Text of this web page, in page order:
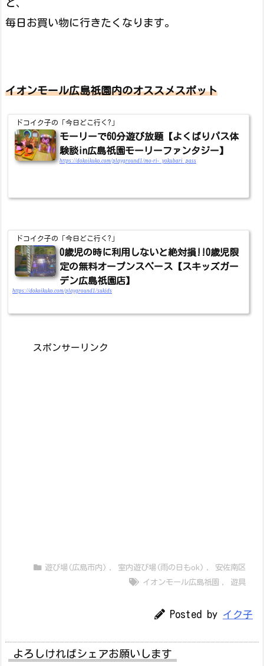
と、
毎日お買い物に行きたくなります。
イオンモール広島祇園内のオススメスポット
ドコイク子の「今日どこ行く?」
モーリーで60分遊び放題【よくばりパス体
験談in広島祇園モーリーファンタジー】
https://dokoikuko.com/playground1/mo-ri-_yokubari_pass
ドコイク子の「今日どこ行く?」
0歳児の時に利用しないと絶対損!!0歳児限
定の無料オープンスペース【スキッズガー
デン広島祇園店】
https://dokoikuko.com/playground1/sukids
スポンサーリンク
遊び場(広島市内) , 室内遊び場(雨の日もok) ,
安佐南区
イオンモール広島祇園 , 遊具
Posted by イク子
よろしければシェアお願いします